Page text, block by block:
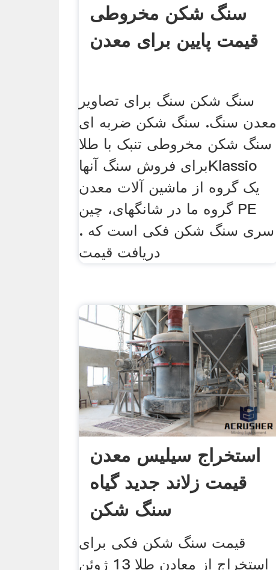
سنگ شکن مخروطی
قیمت پایین برای معدن
سنگ شکن سنگ برای تصاویر
معدن سنگ. سنگ شکن ضربه ای
سنگ شکن مخروطی تنبک با طلا
برای فروش سنگ آنهاKlassio
یک گروه از ماشین آلات معدن
گروه ما در شانگهای، چین PE
سری سنگ شکن فکی است که .
دریافت قیمت
استخراج سیلیس معدن
قیمت زلاند جدید گیاه
سنگ شکن
قیمت سنگ شکن فکی برای
استخراج از معادن طلا 13 ژوئن